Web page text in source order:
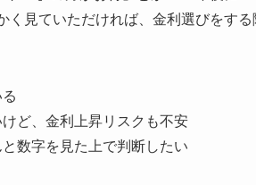
く見ていただければ、金利選びをす
ど、金利上昇リスクも不安
数字を見た上で判断したい